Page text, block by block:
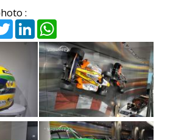
:
TwitterLinkedIn